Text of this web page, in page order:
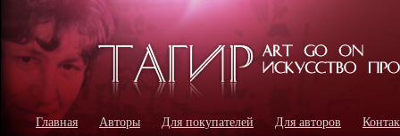
Главная Авторы Для покупателей Для авторов